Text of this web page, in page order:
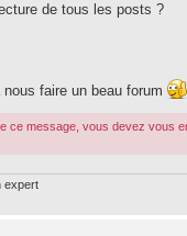
de tous les posts ?
faire un beau forum
ce message, vous devez vous
expert